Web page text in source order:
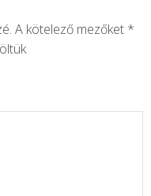
A kötelező mezőket *